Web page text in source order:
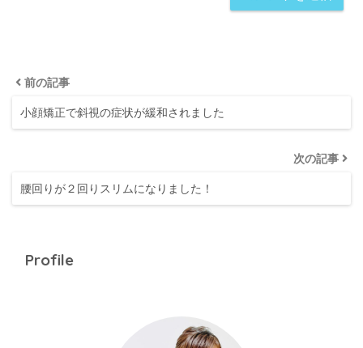
前の記事
小顔矯正で斜視の症状が緩和されました
次の記事
腰回りが２回りスリムになりました！
Profile